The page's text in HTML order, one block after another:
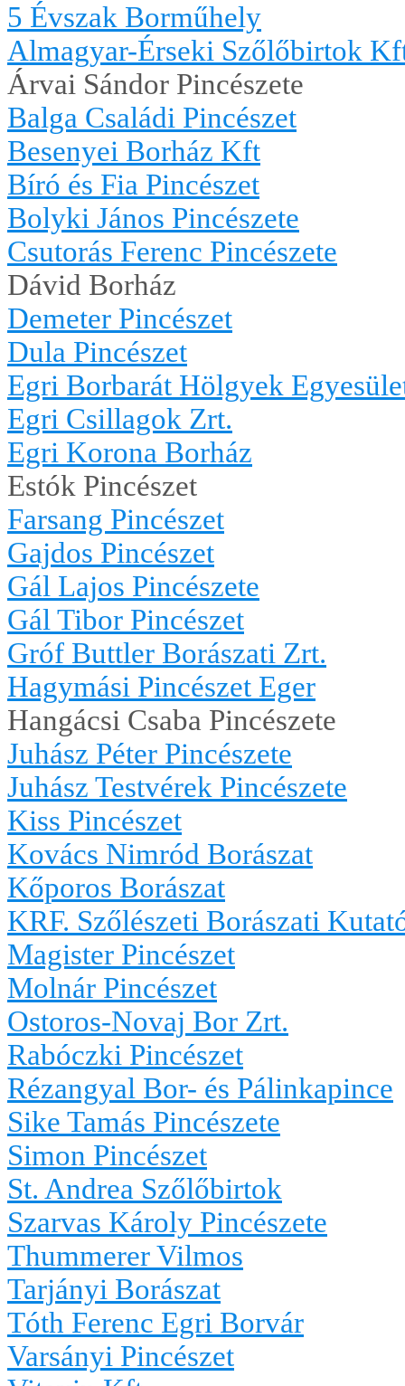
5 Évszak Borműhely
Almagyar-Érseki Szőlőbirtok
Árvai Sándor Pincészete
Balga Családi Pincészet
Besenyei Borház Kft
Bíró és Fia Pincészet
Bolyki János Pincészete
Csutorás Ferenc Pincészete
Dávid Borház
Demeter Pincészet
Dula Pincészet
Egri Borbarát Hölgyek
Egri Csillagok Zrt.
Egri Korona Borház
Estók Pincészet
Farsang Pincészet
Gajdos Pincészet
Gál Lajos Pincészete
Gál Tibor Pincészet
Gróf Buttler Borászati Zrt.
Hagymási Pincészet Eger
Hangácsi Csaba Pincészete
Juhász Péter Pincészete
Juhász Testvérek Pincészete
Kiss Pincészet
Kovács Nimród Borászat
Kőporos Borászat
KRF. Szőlészeti Borászati
Magister Pincészet
Molnár Pincészet
Ostoros-Novaj Bor Zrt.
Rabóczki Pincészet
Rézangyal Bor- és Pálinkapince
Sike Tamás Pincészete
Simon Pincészet
St. Andrea Szőlőbirtok
Szarvas Károly Pincészete
Thummerer Vilmos
Tarjányi Borászat
Tóth Ferenc Egri Borvár
Varsányi Pincészet